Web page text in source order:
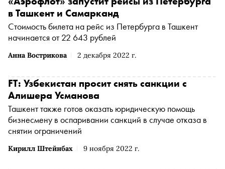
Анна Вострикова 2 декабря 2022 г.
в Ташкент и Самарканд
Стоимость билета на рейс из Петербурга в Ташкент
начинается от 22 643 рублей
Кирилл Штейнбах 9 ноября 2022 г.
FT: Узбекистан просит снять санкции с
Алишера Усманова
Ташкент также готов оказать юридическую помощь
бизнесмену в оспаривании санкций в случае отказа в
снятии ограничений